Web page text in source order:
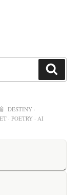
DESTINY ·
· POETRY · AI